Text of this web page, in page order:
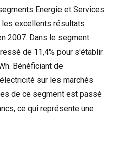
Energie et Services
excellents résultats
2007. Dans le segment
de 11,4% pour s'établir
Bénéficiant de
sur les marchés
de ce segment est passé
ce qui représente une